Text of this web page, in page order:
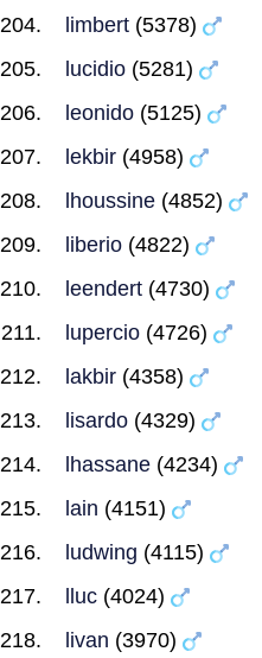
limbert (5378)
lucidio (5281)
leonido (5125)
lekbir (4958)
lhoussine (4852)
liberio (4822)
leendert (4730)
lupercio (4726)
lakbir (4358)
lisardo (4329)
lhassane (4234)
lain (4151)
ludwing (4115)
lluc (4024)
livan (3970)